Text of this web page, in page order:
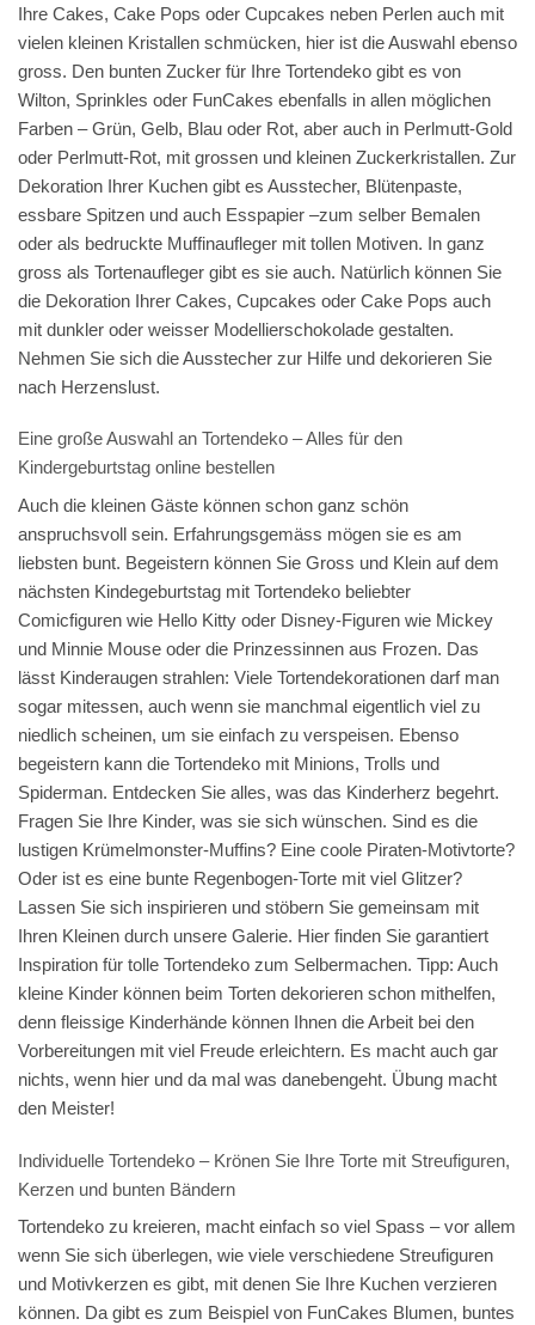
Ihre Cakes, Cake Pops oder Cupcakes neben Perlen auch mit
vielen kleinen Kristallen schmücken, hier ist die Auswahl ebenso
gross. Den bunten Zucker für Ihre Tortendeko gibt es von
Wilton, Sprinkles oder FunCakes ebenfalls in allen möglichen
Farben – Grün, Gelb, Blau oder Rot, aber auch in Perlmutt-Gold
oder Perlmutt-Rot, mit grossen und kleinen Zuckerkristallen. Zur
Dekoration Ihrer Kuchen gibt es Ausstecher, Blütenpaste,
essbare Spitzen und auch Esspapier –zum selber Bemalen
oder als bedruckte Muffinaufleger mit tollen Motiven. In ganz
gross als Tortenaufleger gibt es sie auch. Natürlich können Sie
die Dekoration Ihrer Cakes, Cupcakes oder Cake Pops auch
mit dunkler oder weisser Modellierschokolade gestalten.
Nehmen Sie sich die Ausstecher zur Hilfe und dekorieren Sie
nach Herzenslust.
Eine große Auswahl an Tortendeko – Alles für den
Kindergeburtstag online bestellen
Auch die kleinen Gäste können schon ganz schön
anspruchsvoll sein. Erfahrungsgemäss mögen sie es am
liebsten bunt. Begeistern können Sie Gross und Klein auf dem
nächsten Kindegeburtstag mit Tortendeko beliebter
Comicfiguren wie Hello Kitty oder Disney-Figuren wie Mickey
und Minnie Mouse oder die Prinzessinnen aus Frozen. Das
lässt Kinderaugen strahlen: Viele Tortendekorationen darf man
sogar mitessen, auch wenn sie manchmal eigentlich viel zu
niedlich scheinen, um sie einfach zu verspeisen. Ebenso
begeistern kann die Tortendeko mit Minions, Trolls und
Spiderman. Entdecken Sie alles, was das Kinderherz begehrt.
Fragen Sie Ihre Kinder, was sie sich wünschen. Sind es die
lustigen Krümelmonster-Muffins? Eine coole Piraten-Motivtorte?
Oder ist es eine bunte Regenbogen-Torte mit viel Glitzer?
Lassen Sie sich inspirieren und stöbern Sie gemeinsam mit
Ihren Kleinen durch unsere Galerie. Hier finden Sie garantiert
Inspiration für tolle Tortendeko zum Selbermachen. Tipp: Auch
kleine Kinder können beim Torten dekorieren schon mithelfen,
denn fleissige Kinderhände können Ihnen die Arbeit bei den
Vorbereitungen mit viel Freude erleichtern. Es macht auch gar
nichts, wenn hier und da mal was danebengeht. Übung macht
den Meister!
Individuelle Tortendeko – Krönen Sie Ihre Torte mit Streufiguren,
Kerzen und bunten Bändern
Tortendeko zu kreieren, macht einfach so viel Spass – vor allem
wenn Sie sich überlegen, wie viele verschiedene Streufiguren
und Motivkerzen es gibt, mit denen Sie Ihre Kuchen verzieren
können. Da gibt es zum Beispiel von FunCakes Blumen, buntes